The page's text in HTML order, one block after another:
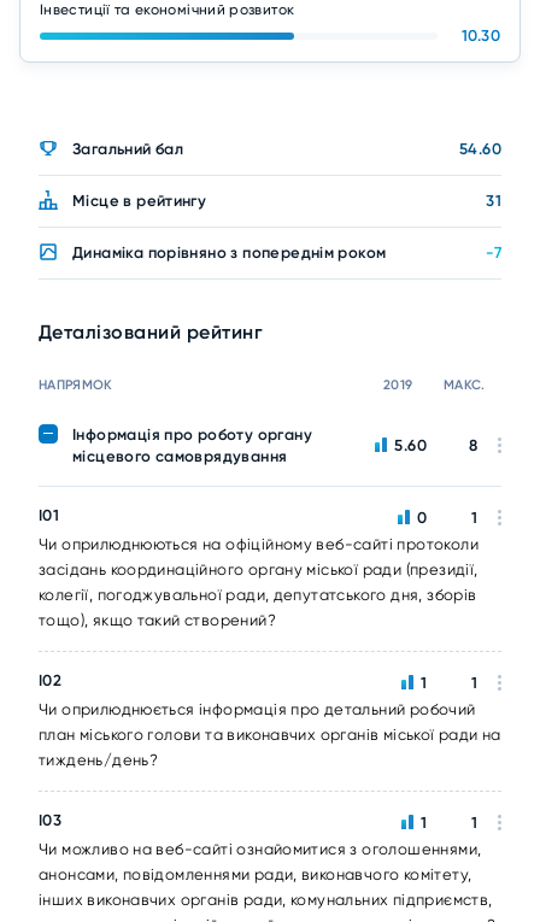
Інвестиції та економічний розвиток
10.30
Загальний бал 54.60
Місце в рейтингу 31
Динаміка порівняно з попереднім роком -7
Деталізований рейтинг
НАПРЯМОК 2019 МАКС.
Інформація про роботу органу
місцевого самоврядування
5.60 8
I01
Чи оприлюднюються на офіційному веб-сайті протоколи
засідань координаційного органу міської ради (президії,
колегії, погоджувальної ради, депутатського дня, зборів
тощо), якщо такий створений?
0 1
I02
Чи оприлюднюється інформація про детальний робочий
план міського голови та виконавчих органів міської ради на
тиждень/день?
1 1
I03
Чи можливо на веб-сайті ознайомитися з оголошеннями,
анонсами, повідомленнями ради, виконавчого комітету,
інших виконавчих органів ради, комунальних підприємств,
1 1